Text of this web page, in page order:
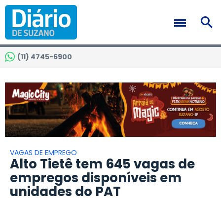
(11) 4745-6900
VAGAS DE EMPREGO
Alto Tietê tem 645 vagas de
empregos disponíveis em
unidades do PAT